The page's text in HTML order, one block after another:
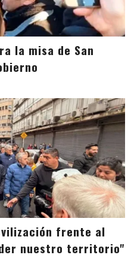
la misa de San
frente al
nuestro territorio"